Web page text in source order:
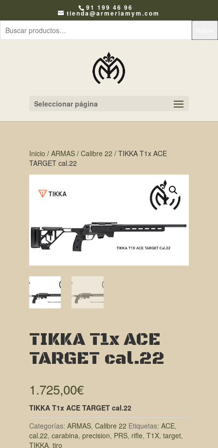
91 199 46 96
tienda@armeriamym.com
Seleccionar página
Inicio / ARMAS/ Calibre 22 / TIKKA T1x ACE
TARGET cal.22
TIKKA T1x ACE
TARGET cal.22
1.725,00€
TIKKA T1x ACE TARGET cal.22
Categorías: ARMAS, Calibre 22 Etiquetas: ACE,
cal.22, carabina, precision, PRS, rifle, T1X, target,
TIKKA, tiro